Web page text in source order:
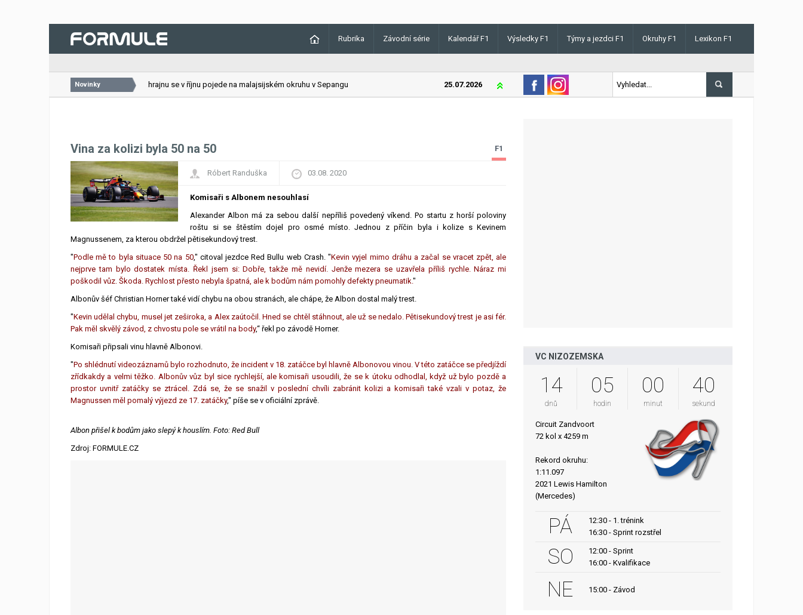
Rubrika Závodní série Kalendář F1 Výsledky F1 Týmy a jezdci F1 Okruhy F1 Lexikon F1
Novinky
26.07.2026 VC Bahrajnu se v říjnu pojede na malajsijském okruhu v Sepangu 25.07.2026 Lando Norris v Maďarsku letos poprvé vyhrál kvalifikaci
Vina za kolizi byla 50 na 50 F1
Róbert Randuška 03.08. 2020
Komisaři s Albonem nesouhlasí
Alexander Albon má za sebou další nepříliš povedený víkend. Po startu z horší poloviny
roštu si se štěstím dojel pro osmé místo. Jednou z příčin byla i kolize s Kevinem
Magnussenem, za kterou obdržel pětisekundový trest.
"Podle mě to byla situace 50 na 50," citoval jezdce Red Bullu web Crash. "Kevin vyjel mimo dráhu a začal se vracet zpět, ale
nejprve tam bylo dostatek místa. Řekl jsem si: Dobře, takže mě nevidí. Jenže mezera se uzavřela příliš rychle. Náraz mi
poškodil vůz. Škoda. Rychlost přesto nebyla špatná, ale k bodům nám pomohly defekty pneumatik."
Albonův šéf Christian Horner také vidí chybu na obou stranách, ale chápe, že Albon dostal malý trest.
"Kevin udělal chybu, musel jet zeširoka, a Alex zaútočil. Hned se chtěl stáhnout, ale už se nedalo. Pětisekundový trest je asi fér.
Pak měl skvělý závod, z chvostu pole se vrátil na body,“ řekl po závodě Horner.
Komisaři připsali vinu hlavně Albonovi.
"Po shlédnutí videozáznamů bylo rozhodnuto, že incident v 18. zatáčce byl hlavně Albonovou vinou. V této zatáčce se předjíždí
zřídkakdy a velmi těžko. Albonův vůz byl sice rychlejší, ale komisaři usoudili, že se k útoku odhodlal, když už bylo pozdě a
prostor uvnitř zatáčky se ztrácel. Zdá se, že se snažil v poslední chvíli zabránit kolizi a komisaři také vzali v potaz, že
Magnussen měl pomalý výjezd ze 17. zatáčky," píše se v oficiální zprávě.
Albon přišel k bodům jako slepý k houslím. Foto: Red Bull
Zdroj: FORMULE.CZ
VC NIZOZEMSKA
14
dnů
05
hodin
00
minut
39
sekund
Circuit Zandvoort
72 kol x 4259 m
Rekord okruhu:
1:11.097
2021 Lewis Hamilton
(Mercedes)
PÁ
12:30 - 1. trénink
16:30 - Sprint rozstřel
SO
12:00 - Sprint
16:00 - Kvalifikace
NE 15:00 - Závod